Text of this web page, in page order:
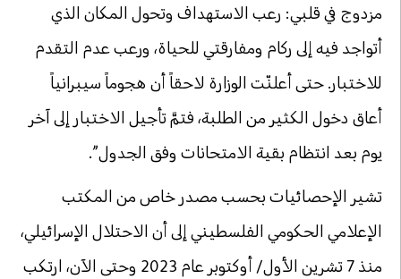
مزدوج في قلبي: رعب الاستهداف وتحول المكان الذي
أتواجد فيه إلى ركام ومفارقتي للحياة، ورعب عدم التقدم
للاختبار. حتى أعلنّت الوزارة لاحقاً أن هجوماً سيبرانياً
أعاق دخول الكثير من الطلبة، فتمَّ تأجيل الاختبار إلى آخر
يوم بعد انتظام بقية الامتحانات وفق الجدول”.
تشير الإحصائيات بحسب مصدر خاص من المكتب
الإعلامي الحكومي الفلسطيني إلى أن الاحتلال الإسرائيلي،
منذ 7 تشرين الأول/ أوكتوبر عام 2023 وحتى الآن، ارتكب